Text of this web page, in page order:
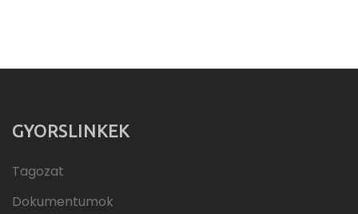
GYORSLINKEK
Tagozat
Dokumentumok